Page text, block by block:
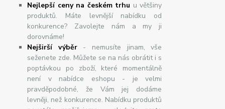
Nejlepší ceny na českém trhu u většiny
produktů. Máte levnější nabídku od
konkurence? Zavolejte nám a my ji
dorovnáme!
Nejširšívýběr- nemusíte jinam, vše
seženete zde. Můžete se na nás obrátit i s
poptávkou po zboží, které momentálně
není v nabídce eshopu - je velmi
pravděpodobné, že Vám jej dodáme
levněji, než konkurence. Nabídku produktů